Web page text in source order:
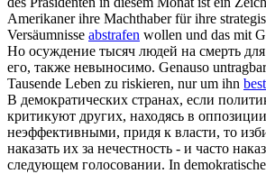
Amerikaner ihre Machthaber für ihre
Versäumnisse abstrafen wollen und das mit
Но осуждение тысяч людей на смерть
его, также невыносимо. Genauso
Tausende Leben zu riskieren, nur um ihn
В демократических странах, если
критикуют других, находясь в
неэффективными, придя к власти, то
наказать их за нечестность - и часто
следующем голосовании. In